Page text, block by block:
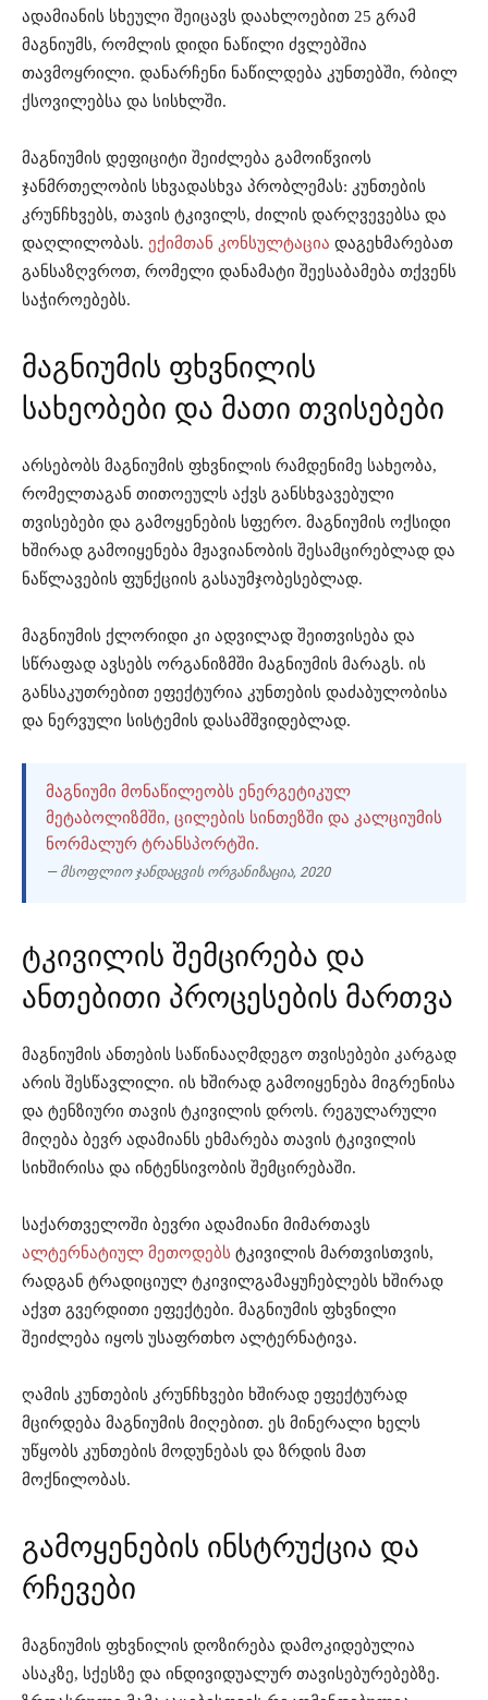
ადამიანის სხეული შეიცავს დაახლოებით 25 გრამ
მაგნიუმს, რომლის დიდი ნაწილი ძვლებშია
თავმოყრილი. დანარჩენი ნაწილდება კუნთებში, რბილ
ქსოვილებსა და სისხლში.
მაგნიუმის დეფიციტი შეიძლება გამოიწვიოს
ჯანმრთელობის სხვადასხვა პრობლემას: კუნთების
კრუნჩხვებს, თავის ტკივილს, ძილის დარღვევებსა და
დაღლილობას. ექიმთან კონსულტაცია დაგეხმარებათ
განსაზღვროთ, რომელი დანამატი შეესაბამება თქვენს
საჭიროებებს.
მაგნიუმის ფხვნილის
სახეობები და მათი თვისებები
არსებობს მაგნიუმის ფხვნილის რამდენიმე სახეობა,
რომელთაგან თითოეულს აქვს განსხვავებული
თვისებები და გამოყენების სფერო. მაგნიუმის ოქსიდი
ხშირად გამოიყენება მჟავიანობის შესამცირებლად და
ნაწლავების ფუნქციის გასაუმჯობესებლად.
მაგნიუმის ქლორიდი კი ადვილად შეითვისება და
სწრაფად ავსებს ორგანიზმში მაგნიუმის მარაგს. ის
განსაკუთრებით ეფექტურია კუნთების დაძაბულობისა
და ნერვული სისტემის დასამშვიდებლად.
ᲛᲐᲒᲜᲘᲣᲛᲘ ᲛᲝᲜᲐᲬᲘᲚᲔᲝᲑᲡ ᲔᲜᲔᲠᲒᲔᲢᲘᲙᲣᲚ
ᲛᲔᲢᲐᲑᲝᲚᲘᲖᲛᲨᲘ, ᲪᲘᲚᲔᲑᲘᲡ ᲡᲘᲜᲗᲔᲖᲨᲘ ᲓᲐ ᲙᲐᲚᲪᲘᲣᲛᲘᲡ
ᲜᲝᲠᲛᲐᲚᲣᲠ ᲢᲠᲐᲜᲡᲞᲝᲠᲢᲨᲘ.
— მსოფლიო ჯანდაცვის ორგანიზაცია, 2020
ტკივილის შემცირება და
ანთებითი პროცესების მართვა
მაგნიუმის ანთების საწინააღმდეგო თვისებები კარგად
არის შესწავლილი. ის ხშირად გამოიყენება მიგრენისა
და ტენზიური თავის ტკივილის დროს. რეგულარული
მიღება ბევრ ადამიანს ეხმარება თავის ტკივილის
სიხშირისა და ინტენსივობის შემცირებაში.
საქართველოში ბევრი ადამიანი მიმართავს
ალტერნატიულ მეთოდებს ტკივილის მართვისთვის,
რადგან ტრადიციულ ტკივილგამაყუჩებლებს ხშირად
აქვთ გვერდითი ეფექტები. მაგნიუმის ფხვნილი
შეიძლება იყოს უსაფრთხო ალტერნატივა.
ღამის კუნთების კრუნჩხვები ხშირად ეფექტურად
მცირდება მაგნიუმის მიღებით. ეს მინერალი ხელს
უწყობს კუნთების მოდუნებას და ზრდის მათ
მოქნილობას.
გამოყენების ინსტრუქცია და
რჩევები
მაგნიუმის ფხვნილის დოზირება დამოკიდებულია
ასაკზე, სქესზე და ინდივიდუალურ თავისებურებებზე.